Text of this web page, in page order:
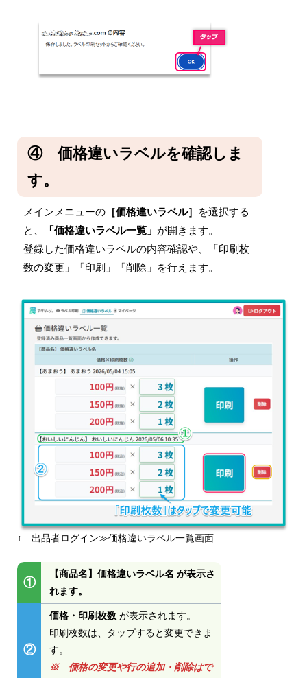
④ 価格違いラベルを確認しま
す。
メインメニューの［価格違いラベル］
を選択する
と、
「価格違いラベル一覧」 が開きます。
登録した価格違いラベルの内容確認や、「印刷枚
数の変更」「印刷」「削除」を行えます。
↑ 出品者ログイン≫価格違いラベル一覧画面
①
【商品名】価格違いラベル名 が表示さ
れます。
②
価格・印刷枚数 が表示されます。
印刷枚数は、タップすると変更できま
す。
※ 価格の変更や行の追加・削除はで